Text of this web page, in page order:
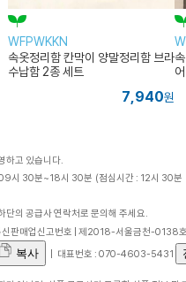
WFPWKKN
속옷정리함 칸막이 양말정리함 브라
수납함 2종 세트
7,940원